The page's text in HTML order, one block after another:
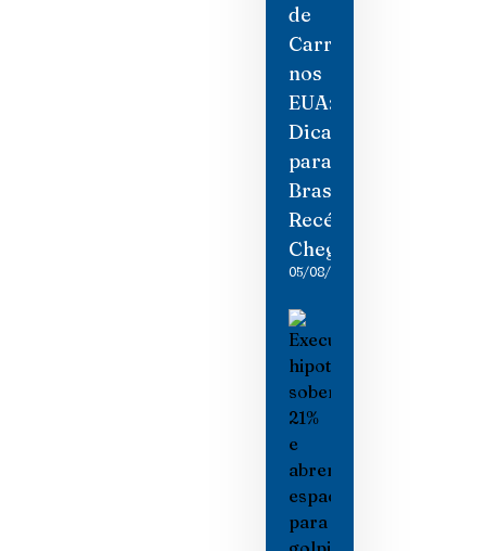
de
Carro
nos
EUA:
Dicas
para
Brasileiros
Recém-
Chegados
05/08/2026